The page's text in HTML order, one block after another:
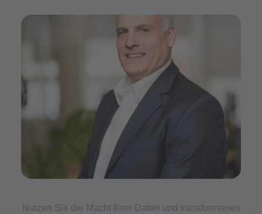
Nutzen Sie die Macht Ihrer Daten und transformieren